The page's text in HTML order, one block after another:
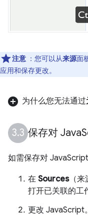
注意 ：您可以从来源面
应用和保存更改。
为什么您无法通过
保存对 Java
如需保存对
在 Sources（来
打开已关联的工
更改 JavaScript。